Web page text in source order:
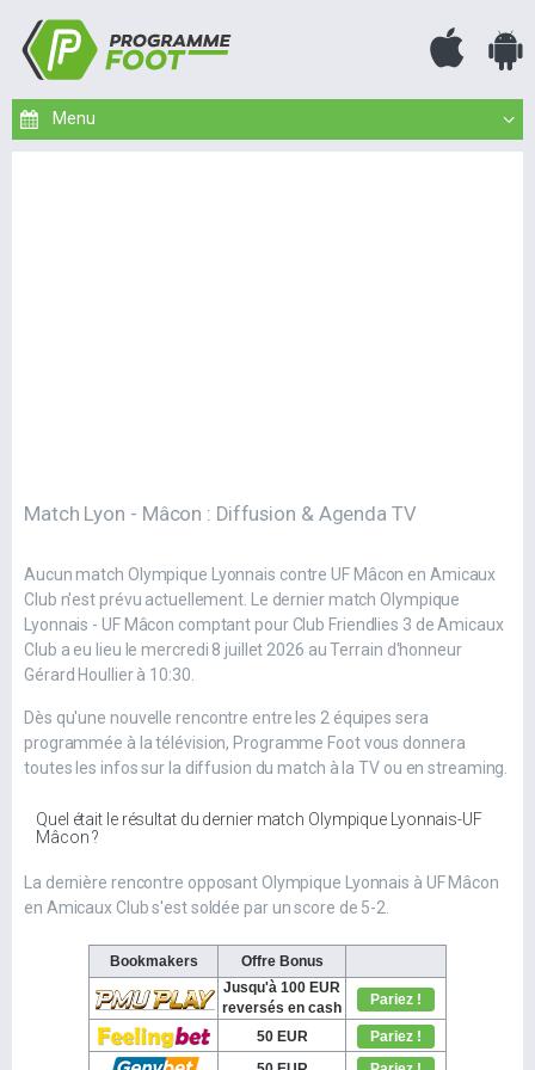
Match Lyon - Mâcon : Diffusion & Agenda TV
Aucun match Olympique Lyonnais contre UF Mâcon en Amicaux
Club n'est prévu actuellement. Le dernier match Olympique
Lyonnais - UF Mâcon comptant pour Club Friendlies 3 de Amicaux
Club a eu lieu le mercredi 8 juillet 2026 au Terrain d'honneur
Gérard Houllier à 10:30.
Dès qu'une nouvelle rencontre entre les 2 équipes sera
programmée à la télévision, Programme Foot vous donnera
toutes les infos sur la diffusion du match à la TV ou en streaming.
Quel était le résultat du dernier match Olympique Lyonnais-UF
Mâcon ?
La dernière rencontre opposant Olympique Lyonnais à UF Mâcon
en Amicaux Club s'est soldée par un score de 5-2.